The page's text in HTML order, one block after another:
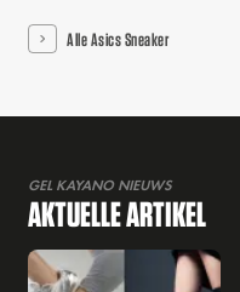
Alle Asics Sneaker
GEL KAYANO NIEUWS
AKTUELLE ARTIKEL